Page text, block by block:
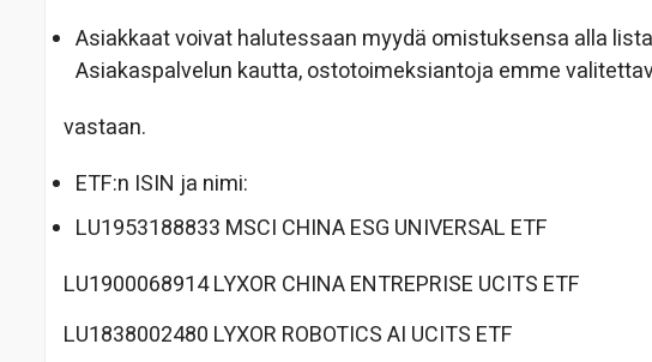
Asiakkaat voivat halutessaan myydä omistuksensa alla
Asiakaspalvelun kautta, ostotoimeksiantoja emme
vastaan.
ETF:n ISIN ja nimi:
LU1953188833 MSCI CHINA ESG UNIVERSAL ETF
LU1900068914 LYXOR CHINA ENTREPRISE UCITS ETF
LU1838002480 LYXOR ROBOTICS AI UCITS ETF